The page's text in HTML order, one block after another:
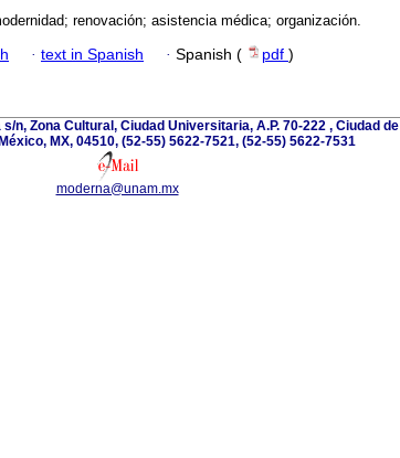
renovación; asistencia médica; organización.
· text in Spanish · Spanish ( pdf )
n, Zona Cultural, Ciudad Universitaria, A.P. 70-222 , Ciudad de
MX, 04510, (52-55) 5622-7521, (52-55) 5622-7531
moderna@unam.mx